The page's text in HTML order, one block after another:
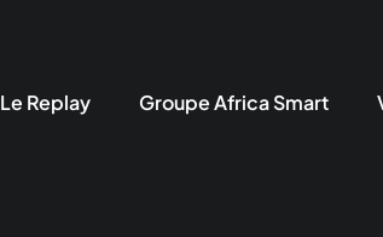
Le Replay Groupe Africa Smart